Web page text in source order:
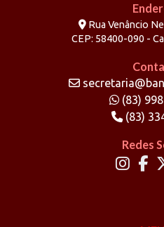
Rua Venâncio
CEP: 58400-090 -
(83)
(83)
Redes